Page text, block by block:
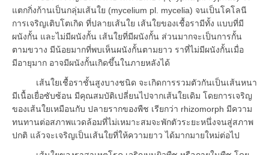
แตกกิ่งก้านเป็นกลุ่มเส้นใย (mycelium pl. mycelia) จนเป็นโคโลนี
การเจริญเติบโตเกิด ที่ปลายเส้นใย เส้นใยของเชื้อรามีทั้ง แบบที่มี
ผนังกั้น และไม่มีผนังกั้น เส้นใยที่มีผนังกั้น ส่วนมากจะเป็นการกั้น
ตามขวาง มีน้อยมากที่พบเห็นผนังกั้นตามยาว ราที่ไม่มีผนังกั้นเมื่อ
มีอายุมาก อาจมีผนังกั้นเกิดขึ้นในภายหลังได้
เส้นใยเชื้อราชั้นสูงบางชนิด จะเกิดการรวมตัวกันเป็นเส้นหนา
มีเนื้อเยื่อซับซ้อน มีคุณสมบัติเปลี่ยนไปจากเส้นใยเดิม โดยการเจริญ
ของเส้นใยเหมือนกับ ปลายรากของพืช เรียกว่า rhizomorph มีความ
ทนทานต่อสภาพแวดล้อมที่ไม่เหมาะสมจะพักตัวระยะหนึ่งจนสู่สภาพ
ปกติ แล้วจะเจริญเป็นเส้นใยที่ให้ความยาว ได้มากมายใหม่ต่อไป